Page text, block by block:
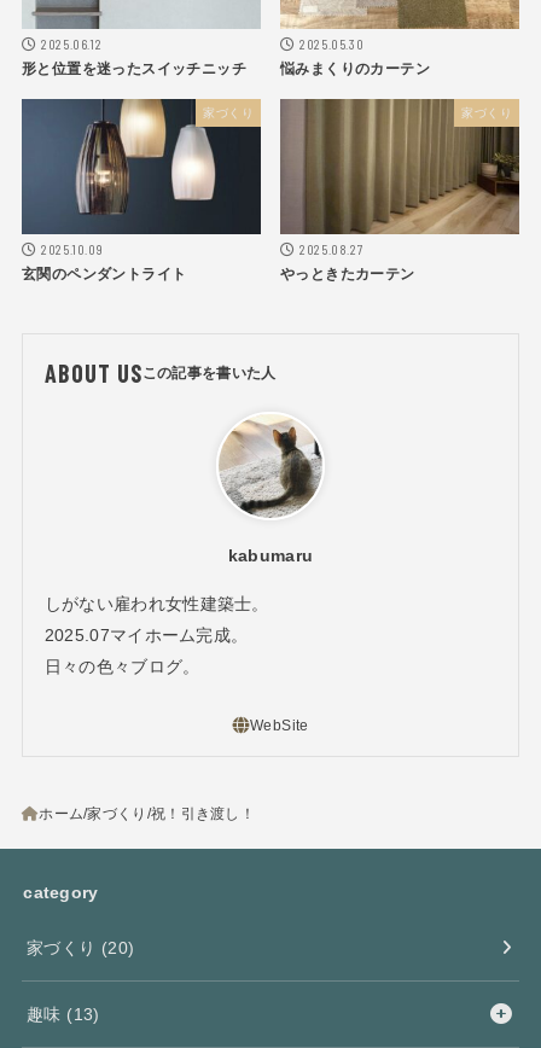
2025.06.12
形と位置を迷ったスイッチニッチ
2025.05.30
悩みまくりのカーテン
家づくり
2025.10.09
玄関のペンダントライト
家づくり
2025.08.27
やっときたカーテン
ABOUT US
kabumaru
しがない雇われ女性建築士。
2025.07マイホーム完成。
日々の色々ブログ。
ホーム 家づくり 祝！引き渡し！
category
家づくり (20)
趣味 (13)